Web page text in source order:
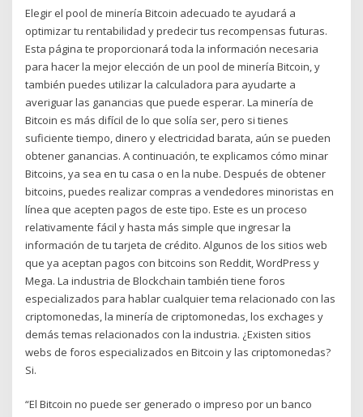
Elegir el pool de minería Bitcoin adecuado te ayudará a
optimizar tu rentabilidad y predecir tus recompensas futuras.
Esta página te proporcionará toda la información necesaria
para hacer la mejor elección de un pool de minería Bitcoin, y
también puedes utilizar la calculadora para ayudarte a
averiguar las ganancias que puede esperar. La minería de
Bitcoin es más difícil de lo que solía ser, pero si tienes
suficiente tiempo, dinero y electricidad barata, aún se pueden
obtener ganancias. A continuación, te explicamos cómo minar
Bitcoins, ya sea en tu casa o en la nube. Después de obtener
bitcoins, puedes realizar compras a vendedores minoristas en
línea que acepten pagos de este tipo. Este es un proceso
relativamente fácil y hasta más simple que ingresar la
información de tu tarjeta de crédito. Algunos de los sitios web
que ya aceptan pagos con bitcoins son Reddit, WordPress y
Mega. La industria de Blockchain también tiene foros
especializados para hablar cualquier tema relacionado con las
criptomonedas, la minería de criptomonedas, los exchages y
demás temas relacionados con la industria. ¿Existen sitios
webs de foros especializados en Bitcoin y las criptomonedas?
Si.
“El Bitcoin no puede ser generado o impreso por un banco